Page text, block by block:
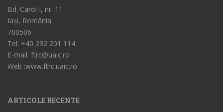
Bd. Carol I, nr. 11
Iași, România
700506
Tel: +40 232 201 114
E-mail: ftrc@uaic.ro
Web :www.ftrc.uaic.ro
ARTICOLE RECENTE